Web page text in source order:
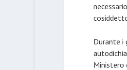
Durante i
Ministero